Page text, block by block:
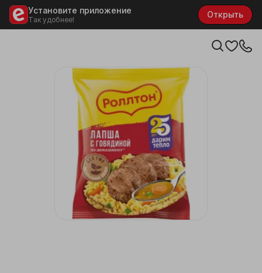
Установите приложение
Так удобнее!
Открыть